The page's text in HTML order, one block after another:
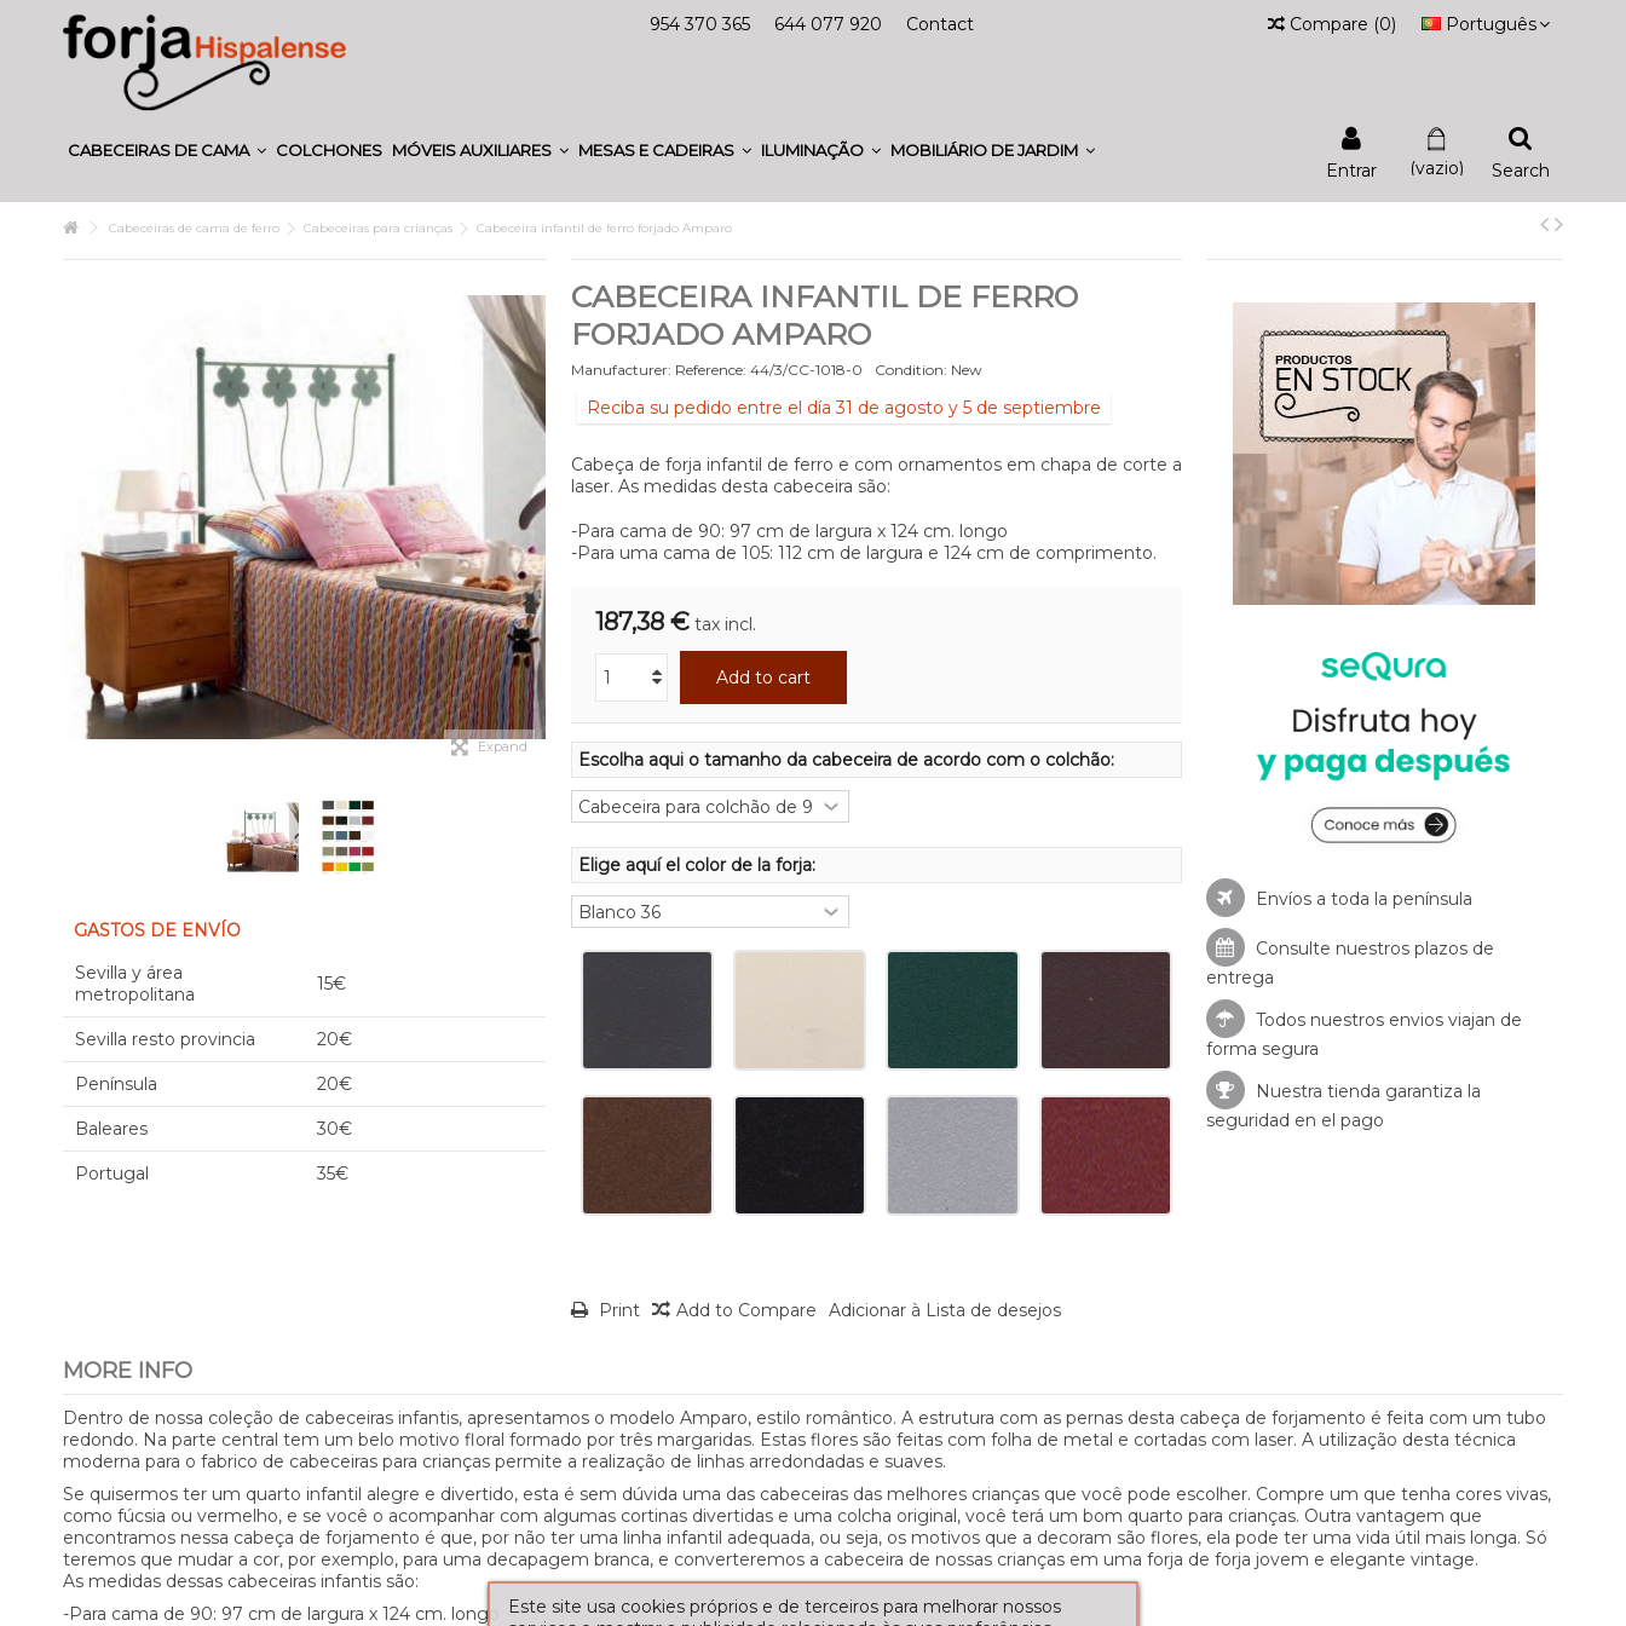
954 370 365 644 077 920 Contact Português
Compare (0)
CABECEIRAS DE CAMA COLCHONES MÓVEIS AUXILIARES MESAS E CADEIRAS ILUMINAÇÃO MOBILIÁRIO DE JARDIM
Search
(vazio)
Entrar
Cabeceiras de cama de ferro Cabeceiras para crianças Cabeceira infantil de ferro forjado Amparo
Expand
GASTOS DE ENVÍO
Sevilla y área
metropolitana
15€
Sevilla resto provincia 20€
Península 20€
Baleares 30€
Portugal 35€
CABECEIRA INFANTIL DE FERRO
FORJADO AMPARO
Manufacturer: Reference: 44/3/CC-1018-0 Condition: New
Reciba su pedido entre el día 31 de agosto y 5 de septiembre
Cabeça de forja infantil de ferro e com ornamentos em chapa de corte a
laser. As medidas desta cabeceira são:
-Para cama de 90: 97 cm de largura x 124 cm. longo
-Para uma cama de 105: 112 cm de largura e 124 cm de comprimento.
187,38 € tax incl.
Add to cart
Escolha aqui o tamanho da cabeceira de acordo com o colchão:
Elige aquí el color de la forja:
Print Add to Compare Adicionar à Lista de desejos
Envíos a toda la península
Consulte nuestros plazos de
entrega
Todos nuestros envios viajan de
forma segura
Nuestra tienda garantiza la
seguridad en el pago
MORE INFO
Dentro de nossa coleção de cabeceiras infantis, apresentamos o modelo Amparo, estilo romântico. A estrutura com as pernas desta cabeça de forjamento é feita com um tubo
redondo. Na parte central tem um belo motivo floral formado por três margaridas. Estas flores são feitas com folha de metal e cortadas com laser. A utilização desta técnica
moderna para o fabrico de cabeceiras para crianças permite a realização de linhas arredondadas e suaves.
Se quisermos ter um quarto infantil alegre e divertido, esta é sem dúvida uma das cabeceiras das melhores crianças que você pode escolher. Compre um que tenha cores vivas,
como fúcsia ou vermelho, e se você o acompanhar com algumas cortinas divertidas e uma colcha original, você terá um bom quarto para crianças. Outra vantagem que
encontramos nessa cabeça de forjamento é que, por não ter uma linha infantil adequada, ou seja, os motivos que a decoram são flores, ela pode ter uma vida útil mais longa. Só
teremos que mudar a cor, por exemplo, para uma decapagem branca, e converteremos a cabeceira de nossas crianças em uma forja de forja jovem e elegante vintage.
As medidas dessas cabeceiras infantis são:
-Para cama de 90: 97 cm de largura x 124 cm. longo
Este site usa cookies próprios e de terceiros para melhorar nossos